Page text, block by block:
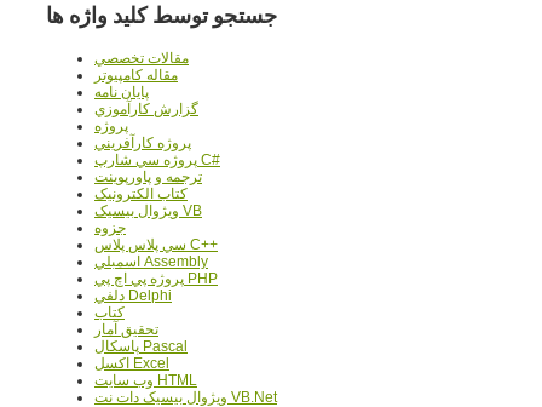
جستجو توسط کلید واژه ها
مقالات تخصصي
مقاله کامپیوتر
پایان نامه
گزارش کارآموزي
پروژه
پروژه کارآفريني
پروژه سي شارپ C#
ترجمه و پاورپوينت
کتاب الکترونيک
ويژوال بيسيک VB
جزوه
سي پلاس پلاس C++
اسمبلي Assembly
پروژه پي اچ پي PHP
دلفي Delphi
کتاب
تحقيق آمار
پاسکال Pascal
اکسل Excel
وب سايت HTML
ويژوال بيسيک دات نت VB.Net